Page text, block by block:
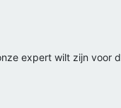
expert wilt zijn voor